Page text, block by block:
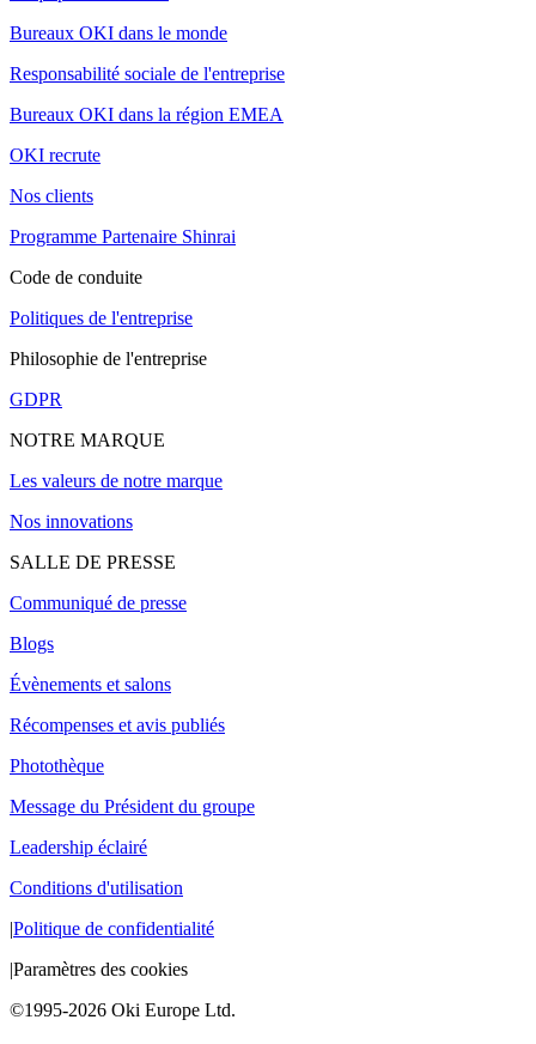
Bureaux OKI dans le monde
Responsabilité sociale de l'entreprise
Bureaux OKI dans la région EMEA
OKI recrute
Nos clients
Programme Partenaire Shinrai
Code de conduite
Politiques de l'entreprise
Philosophie de l'entreprise
GDPR
NOTRE MARQUE
Les valeurs de notre marque
Nos innovations
SALLE DE PRESSE
Communiqué de presse
Blogs
Évènements et salons
Récompenses et avis publiés
Photothèque
Message du Président du groupe
Leadership éclairé
Conditions d'utilisation
|Politique de confidentialité
|Paramètres des cookies
©1995-2026 Oki Europe Ltd.